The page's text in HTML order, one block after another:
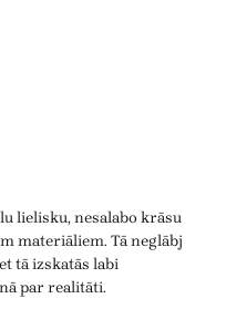
lielisku, nesalabo krāsu
materiāliem. Tā neglābj
tā izskatās labi
par realitāti.